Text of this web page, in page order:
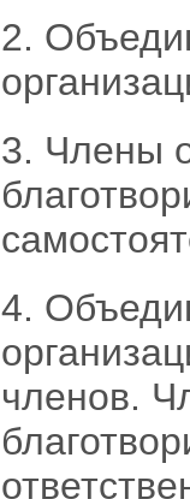
2.
3. Члены
4.
членов.